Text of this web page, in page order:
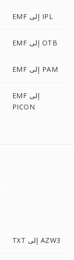
EMF إلى IPL
EMF إلى OTB
EMF إلى PAM
EMF إلى
PICON
TXT إلى AZW3